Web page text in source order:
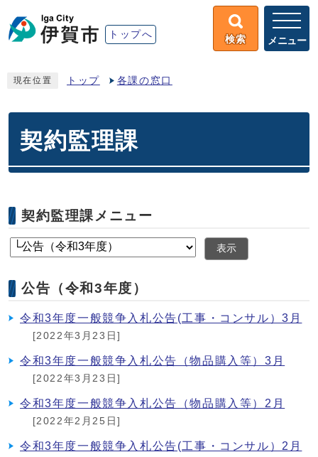
トップへ 検索 メニュー
現在位置 トップ 各課の窓口
契約監理課
契約監理課メニュー
表示
公告（令和3年度）
令和3年度一般競争入札公告(工事・コンサル）3月
[2022年3月23日]
令和3年度一般競争入札公告（物品購入等）3月
[2022年3月23日]
令和3年度一般競争入札公告（物品購入等）2月
[2022年2月25日]
令和3年度一般競争入札公告(工事・コンサル）2月